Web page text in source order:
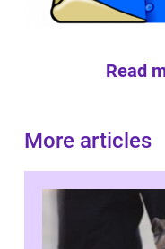
Read
More articles